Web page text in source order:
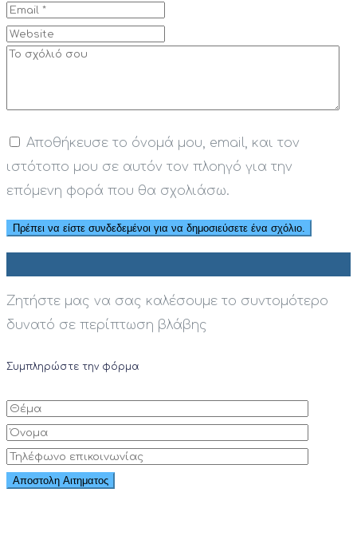
Αποθήκευσε το όνομά μου, email, και τον
ιστότοπο μου σε αυτόν τον πλοηγό για την
επόμενη φορά που θα σχολιάσω.
Ζητήστε μας να σας καλέσουμε το συντομότερο
δυνατό σε περίπτωση βλάβης
Συμπληρώστε την φόρμα